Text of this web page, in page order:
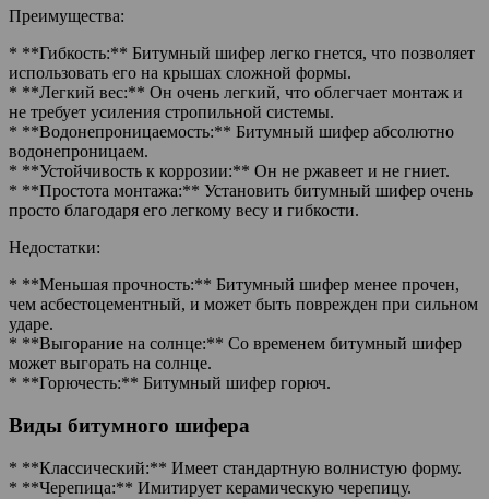
Преимущества:
* **Гибкость:** Битумный шифер легко гнется, что позволяет
использовать его на крышах сложной формы.
* **Легкий вес:** Он очень легкий, что облегчает монтаж и
не требует усиления стропильной системы.
* **Водонепроницаемость:** Битумный шифер абсолютно
водонепроницаем.
* **Устойчивость к коррозии:** Он не ржавеет и не гниет.
* **Простота монтажа:** Установить битумный шифер очень
просто благодаря его легкому весу и гибкости.
Недостатки:
* **Меньшая прочность:** Битумный шифер менее прочен,
чем асбестоцементный, и может быть поврежден при сильном
ударе.
* **Выгорание на солнце:** Со временем битумный шифер
может выгорать на солнце.
* **Горючесть:** Битумный шифер горюч.
Виды битумного шифера
* **Классический:** Имеет стандартную волнистую форму.
* **Черепица:** Имитирует керамическую черепицу.